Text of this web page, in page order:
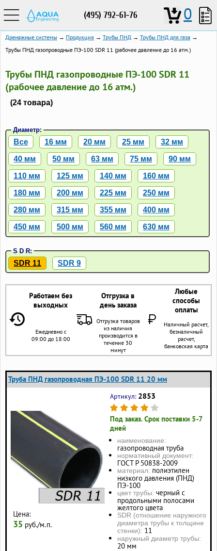
(495) 792-61-76 0
Дренажные системы → Продукция → Трубы ПНД → Трубы ПНД для газа →
Трубы ПНД газопроводные ПЭ-100 SDR 11 (рабочее давление до 16 атм.)
Трубы ПНД газопроводные ПЭ-100 SDR 11
(рабочее давление до 16 атм.)
(24 товара)
Диаметр:
Все 16 мм 20 мм 25 мм 32 мм
40 мм 50 мм 63 мм 75 мм 90 мм
110 мм 125 мм 140 мм 160 мм
180 мм 200 мм 225 мм 250 мм
280 мм 315 мм 355 мм 400 мм
450 мм 500 мм 560 мм 630 мм
S D R:
SDR 11 SDR 9
Работаем без
выходных
Отгрузка в
день заказа
Любые
способы
оплаты
Ежедневно с
09:00 до 18:00
Отгрузка товаров
из наличия
производится в
течение 30
минут
Наличный расчет,
безналичный
расчет,
банковская карта
Труба ПНД газопроводная ПЭ-100 SDR 11 20 мм
Цена:
35 руб./м.п.
Артикул: 2853
Под заказ. Срок поставки 5-7
дней
наименование:
газопроводная труба
нормативный документ:
ГОСТ Р 50838-2009
материал: полиэтилен
низкого давления (ПНД)
ПЭ-100
цвет трубы: черный с
продольными полосами
желтого цвета
SDR (отношение наружного
диаметра трубы к толщине
стенки): 11
наружный диаметр трубы:
20 мм